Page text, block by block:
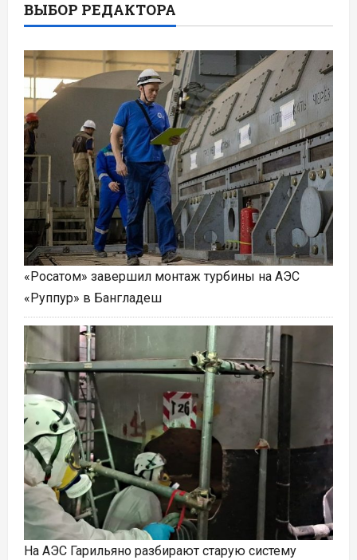
ВЫБОР РЕДАКТОРА
«Росатом» завершил монтаж турбины на АЭС
«Руппур» в Бангладеш
На АЭС Гарильяно разбирают старую систему